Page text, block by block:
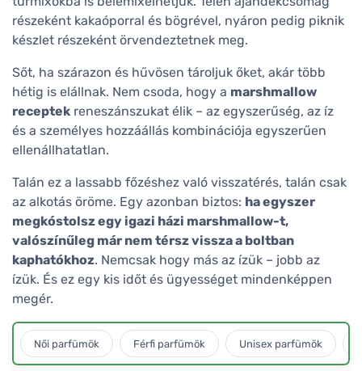
részeként kakaóporral és bögrével, nyáron pedig piknik
készlet részeként örvendeztetnek meg.
Sőt, ha szárazon és hűvösen tároljuk őket, akár több
hétig is elállnak. Nem csoda, hogy a marshmallow
receptek reneszánszukat élik – az egyszerűség, az íz
és a személyes hozzáállás kombinációja egyszerűen
ellenállhatatlan.
Talán ez a lassabb főzéshez való visszatérés, talán csak
az alkotás öröme. Egy azonban biztos: ha egyszer
megkóstolsz egy igazi házi marshmallow-t,
valószínűleg már nem térsz vissza a boltban
kaphatókhoz. Nemcsak hogy más az ízük – jobb az
ízük. És ez egy kis időt és ügyességet mindenképpen
megér.
Női parfümök Férfi parfümök Unisex parfümök